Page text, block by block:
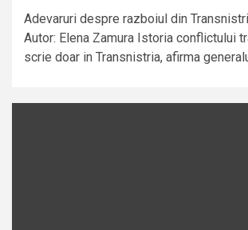
Adevaruri despre razboiul din
Autor: Elena Zamura Istoria conflictului
scrie doar in Transnistria, afirma